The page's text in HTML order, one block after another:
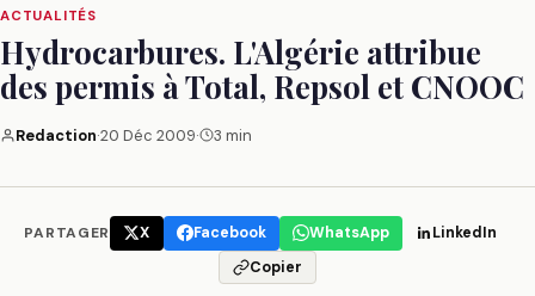
ACTUALITÉS
Hydrocarbures. L'Algérie attribue
des permis à Total, Repsol et CNOOC
Redaction·20 Déc 2009· 3 min
PARTAGER X Facebook WhatsApp
LinkedIn
Copier